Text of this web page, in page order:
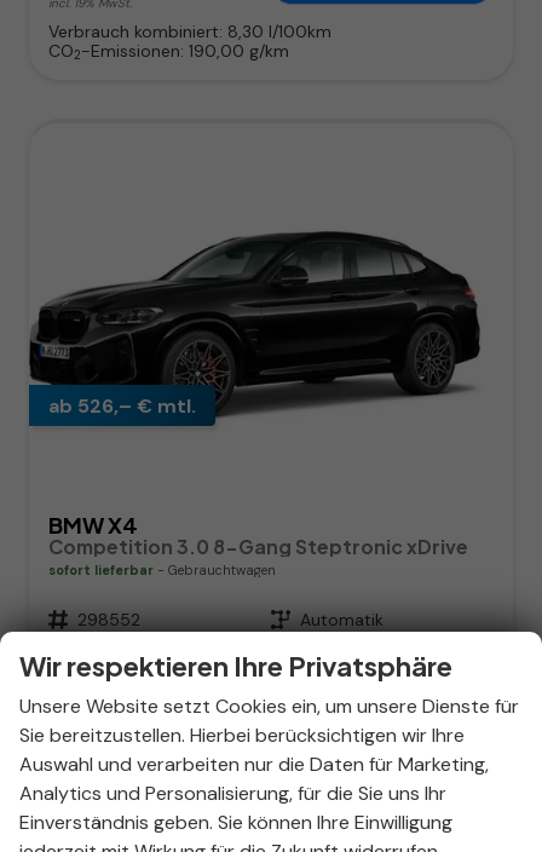
Verbrauch kombiniert: 8,30 l/100km
CO2-Emissionen: 190,00 g/km
ab 526,– € mtl.
BMW X4
Competition 3.0 8-Gang Steptronic xDrive
sofort lieferbar Gebrauchtwagen
Fahrzeugnr. 298552 Getriebe Automatik
375 kW (510 PS) Kilometerstand
9.587 km
03.09.2025
82.046,– € Details
Verbrauch kombiniert:10,80 l/100km
CO2-Emissionen:247,00 g/km
Wir respektieren Ihre Privatsphäre
Unsere Website setzt Cookies ein, um unsere Dienste für
Sie bereitzustellen. Hierbei berücksichtigen wir Ihre
Auswahl und verarbeiten nur die Daten für Marketing,
Analytics und Personalisierung, für die Sie uns Ihr
Einverständnis geben. Sie können Ihre Einwilligung